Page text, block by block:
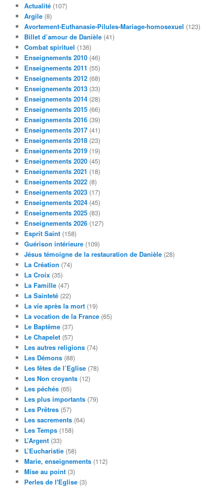
c
h
e
Actualité (107)
Argile (8)
Avortement-Euthanasie-Pilules-Mariage-homosexuel (123)
Billet d’amour de Danièle (41)
Combat spirituel (136)
Enseignements 2010 (46)
Enseignements 2011 (55)
Enseignements 2012 (68)
Enseignements 2013 (33)
Enseignements 2014 (28)
Enseignements 2015 (66)
Enseignements 2016 (39)
Enseignements 2017 (41)
Enseignements 2018 (23)
Enseignements 2019 (19)
Enseignements 2020 (45)
Enseignements 2021 (18)
Enseignements 2022 (8)
Enseignements 2023 (17)
Enseignements 2024 (45)
Enseignements 2025 (83)
Enseignements 2026 (127)
Esprit Saint (158)
Guérison intérieure (109)
Jésus témoigne de la restauration de Danièle (28)
La Création (74)
La Croix (35)
La Famille (47)
La Sainteté (22)
La vie après la mort (19)
La vocation de la France (65)
Le Baptême (37)
Le Chapelet (57)
Les autres religions (74)
Les Démons (88)
Les fêtes de l’Eglise (78)
Les Non croyants (12)
Les péchés (65)
Les plus importants (79)
Les Prêtres (57)
Les sacrements (64)
Les Temps (158)
L’Argent (33)
L’Eucharistie (58)
Marie, enseignements (112)
Mise au point (3)
Perles de l'Eglise (3)